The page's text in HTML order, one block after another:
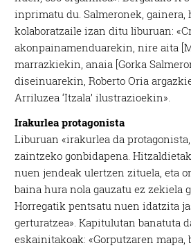
inprimatu du. Salmeronek, gainera,
kolaboratzaile izan ditu liburuan:
akonpainamenduarekin, nire aita
marrazkiekin, anaia [Gorka
diseinuarekin, Roberto Oria
Arriluzea ‘Itzala’ ilustrazioekin».
Irakurlea protagonista
Liburuan «irakurlea da
zaintzeko gonbidapena.
nuen jendeak ulertzen zituela, eta
baina hura nola gauzatu ez zekiela
Horregatik pentsatu nuen idatzita
gerturatzea». Kapitulutan banatuta
eskainitakoak: «Gorputzaren mapa,